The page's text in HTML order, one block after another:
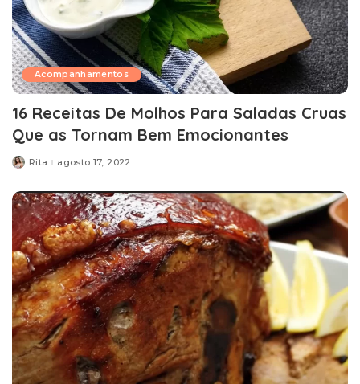
Acompanhamentos
16 Receitas De Molhos Para Saladas Cruas
Que as Tornam Bem Emocionantes
Posted
Rita agosto 17, 2022